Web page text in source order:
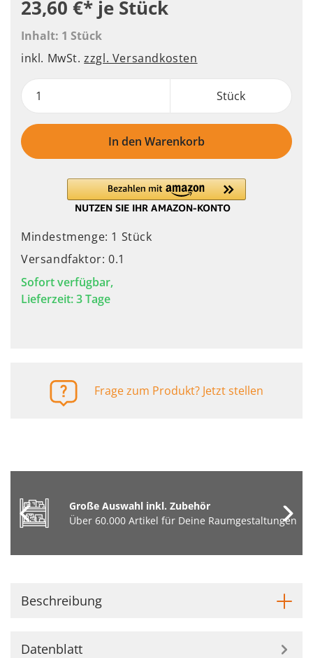
23,60 €* je Stück
Inhalt: 1 Stück
inkl. MwSt.zzgl. Versandkosten
Stück
In den Warenkorb
Mindestmenge: 1 Stück
Versandfaktor: 0.1
Sofort verfügbar,
Lieferzeit: 3 Tage
Frage zum Produkt? Jetzt stellen
Große Auswahl inkl. Zubehör
Über 60.000 Artikel für Deine Raumgestaltungen
Beschreibung
Datenblatt